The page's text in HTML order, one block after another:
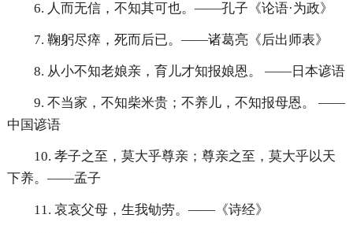
6. 人而无信，不知其可也。——孔子《论语·为政》
7. 鞠躬尽瘁，死而后已。——诸葛亮《后出师表》
8. 从小不知老娘亲，育儿才知报娘恩。 ——日本谚语
9. 不当家，不知柴米贵；不养儿，不知报母恩。 ——
中国谚语
10. 孝子之至，莫大乎尊亲；尊亲之至，莫大乎以天
下养。——孟子
11. 哀哀父母，生我劬劳。——《诗经》